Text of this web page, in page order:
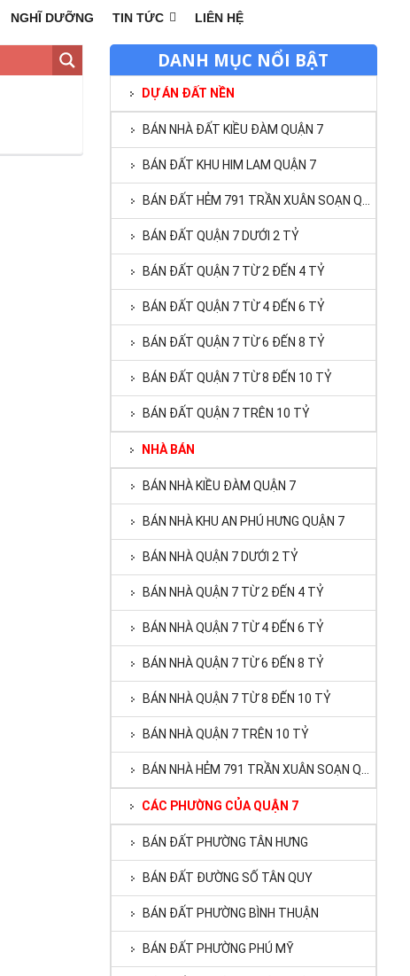
NGHĨ DƯỠNG TIN TỨC LIÊN HỆ
DANH MỤC NỔI BẬT
DỰ ÁN ĐẤT NỀN
BÁN NHÀ ĐẤT KIỀU ĐÀM QUẬN 7
BÁN ĐẤT KHU HIM LAM QUẬN 7
BÁN ĐẤT QUẬN 7 DƯỚI 2 TỶ
BÁN ĐẤT QUẬN 7 TỪ 2 ĐẾN 4 TỶ
BÁN ĐẤT QUẬN 7 TỪ 4 ĐẾN 6 TỶ
BÁN ĐẤT QUẬN 7 TỪ 6 ĐẾN 8 TỶ
BÁN ĐẤT QUẬN 7 TỪ 8 ĐẾN 10 TỶ
BÁN ĐẤT QUẬN 7 TRÊN 10 TỶ
NHÀ BÁN
BÁN NHÀ KIỀU ĐÀM QUẬN 7
BÁN NHÀ KHU AN PHÚ HƯNG QUẬN 7
BÁN NHÀ QUẬN 7 DƯỚI 2 TỶ
BÁN NHÀ QUẬN 7 TỪ 2 ĐẾN 4 TỶ
BÁN NHÀ QUẬN 7 TỪ 4 ĐẾN 6 TỶ
BÁN NHÀ QUẬN 7 TỪ 6 ĐẾN 8 TỶ
BÁN NHÀ QUẬN 7 TỪ 8 ĐẾN 10 TỶ
BÁN NHÀ QUẬN 7 TRÊN 10 TỶ
CÁC PHƯỜNG CỦA QUẬN 7
BÁN ĐẤT PHƯỜNG TÂN HƯNG
BÁN ĐẤT ĐƯỜNG SỐ TÂN QUY
BÁN ĐẤT PHƯỜNG BÌNH THUẬN
BÁN ĐẤT PHƯỜNG PHÚ MỸ